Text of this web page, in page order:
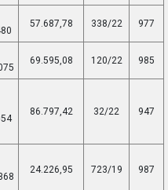
57.687,78 338/22 977
69.595,08 120/22 985
86.797,42 32/22 947
24.226,95 723/19 987